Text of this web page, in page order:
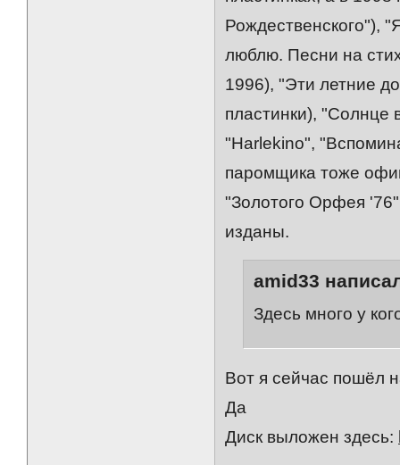
Рождественского"),
люблю. Песни на
1996), "Эти летние
пластинки), "Солнце
"Harlekino",
паромщика тоже
"Золотого Орфея
изданы.
amid33
Здесь много у
Вот я сейчас пошёл
Да
Диск выложен здесь: